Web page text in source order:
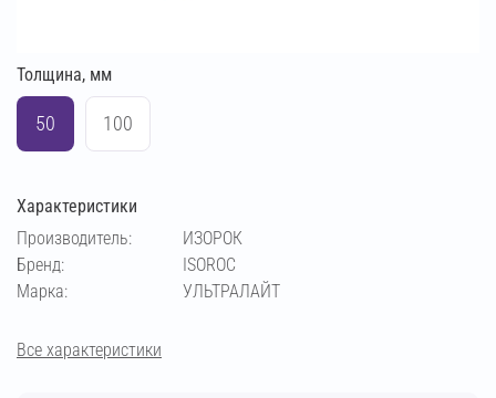
Толщина, мм
50 100
Характеристики
Производитель:
ИЗОРОК
Бренд:
ISOROC
Марка:
УЛЬТРАЛАЙТ
Все характеристики